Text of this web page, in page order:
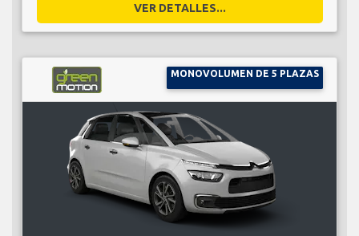
VER DETALLES...
MONOVOLUMEN DE 5 PLAZAS